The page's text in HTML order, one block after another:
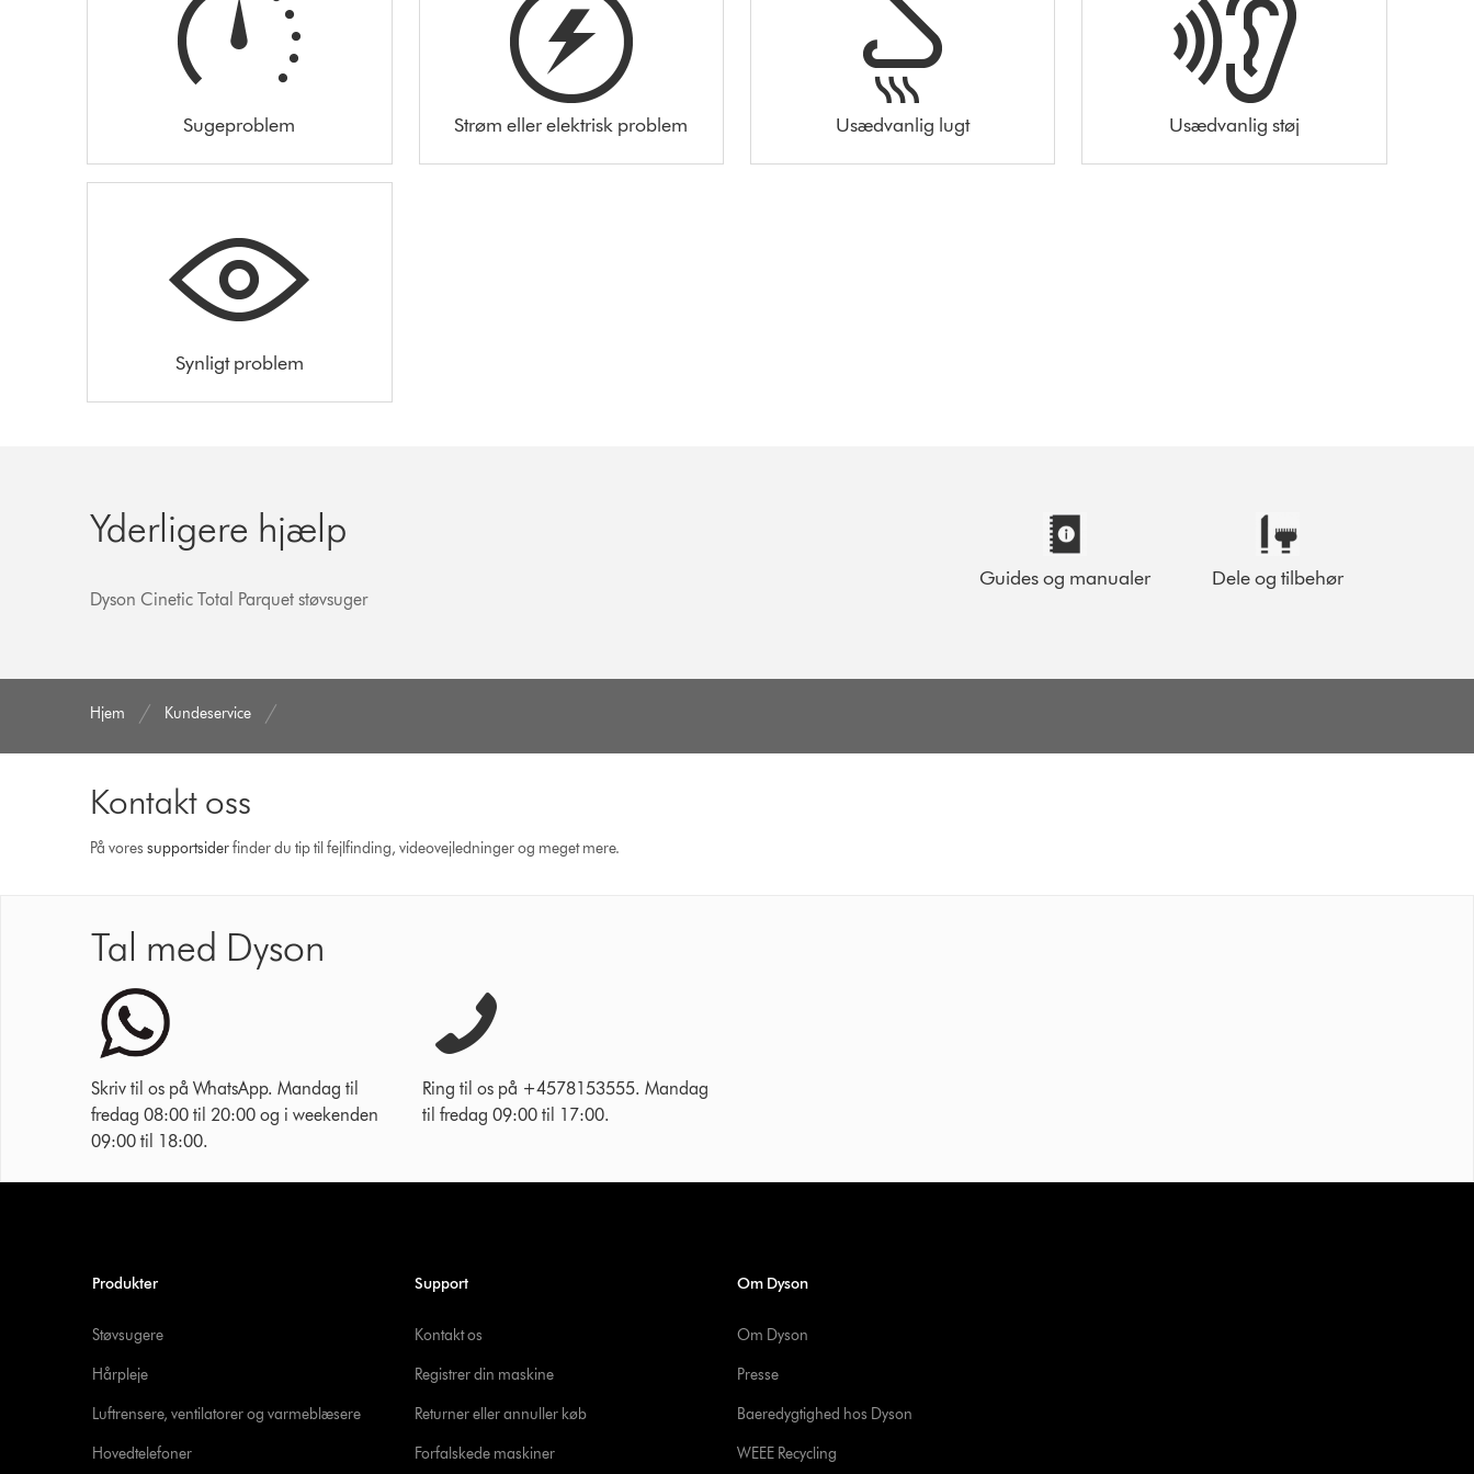
Sugeproblem Strøm eller elektrisk problem Usædvanlig lugt Usædvanlig støj
Synligt problem
Yderligere hjælp
Dyson Cinetic Total Parquet støvsuger
Guides og manualer Dele og tilbehør
Hjem Kundeservice
Kontakt oss
På voressupport­siderfinder du tip til fejlfinding, video­vejledninger og meget mere.
Tal med Dyson
Skriv til os på WhatsApp. Mandag til
fredag 08:00 til 20:00 og i weekenden
09:00 til 18:00.
Ring til os på +4578153555. Mandag
til fredag 09:00 til 17:00.
Produkter
Støvsugere
Hårpleje
Luftrensere, ventilatorer og varmeblæsere
Hovedtelefoner
Support
Kontakt os
Registrer din maskine
Returner eller annuller køb
Forfalskede maskiner
Om Dyson
Om Dyson
Presse
Baeredygtighed hos Dyson
WEEE Recycling